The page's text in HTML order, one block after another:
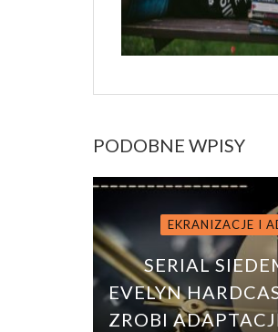
PODOBNE WPISY
EKRANIZACJE I
SERIAL
EVELYN
ZROBI